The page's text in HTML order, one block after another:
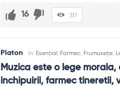
16 317
Platon In: Esențial, Farmec Frumusețe,
Muzica este o lege
inchipuirii, farmec tineretii,